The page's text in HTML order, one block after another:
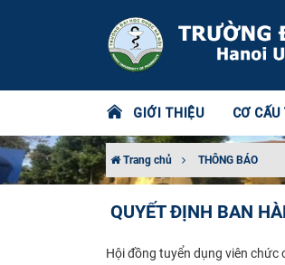
GIỚI THIỆU CƠ
Trang chủ THÔNG BÁO
QUYẾT ĐỊNH BAN
Hội đồng tuyển dụng viên chức